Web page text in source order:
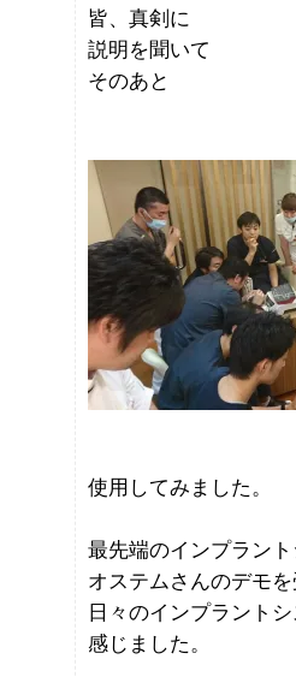
皆、真剣に
説明を聞いて
そのあと
使用してみました。
最先端のインプラント
オステムさんのデモを
日々のインプラント
感じました。